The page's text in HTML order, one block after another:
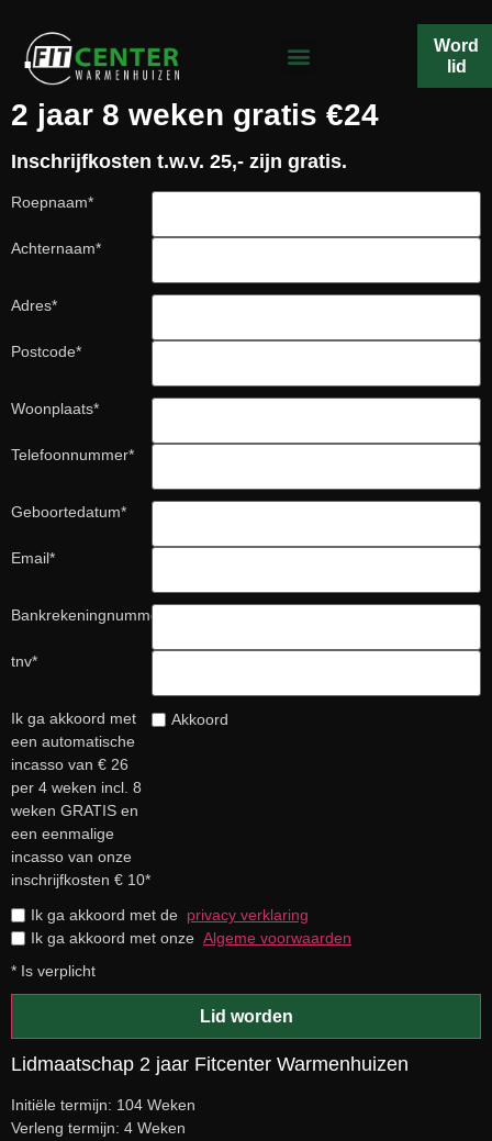
Word
lid
.
2 jaar 8 weken gratis €24
Inschrijfkosten t.w.v. 25,- zijn gratis.
Roepnaam*
Achternaam*
Adres*
Postcode*
Woonplaats*
Telefoonnummer*
Geboortedatum*
Email*
Bankrekeningnummer
tnv*
Ik ga akkoord met
een automatische
incasso van € 26
per 4 weken incl. 8
weken GRATIS en
een eenmalige
incasso van onze
inschrijfkosten € 10*
Akkoord
Ik ga akkoord met de privacy verklaring
Ik ga akkoord met onze Algeme voorwaarden
* Is verplicht
Lid worden
Lidmaatschap 2 jaar Fitcenter Warmenhuizen
Initiële termijn: 104 Weken
Verleng termijn: 4 Weken